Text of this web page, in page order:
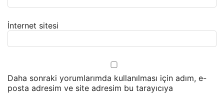
İnternet sitesi
Daha sonraki yorumlarımda kullanılması için adım, e-
posta adresim ve site adresim bu tarayıcıya